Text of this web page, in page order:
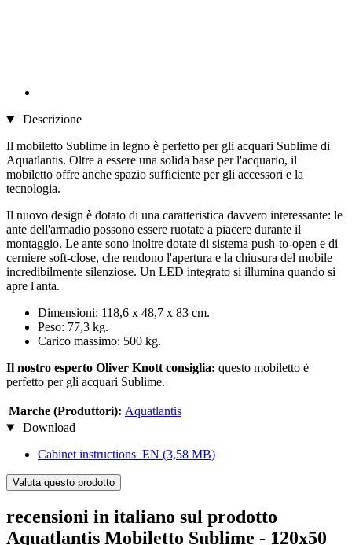
Descrizione
Il mobiletto Sublime in legno è perfetto per gli acquari Sublime di
Aquatlantis. Oltre a essere una solida base per l'acquario, il
mobiletto offre anche spazio sufficiente per gli accessori e la
tecnologia.
Il nuovo design è dotato di una caratteristica davvero interessante: le
ante dell'armadio possono essere ruotate a piacere durante il
montaggio. Le ante sono inoltre dotate di sistema push-to-open e di
cerniere soft-close, che rendono l'apertura e la chiusura del mobile
incredibilmente silenziose. Un LED integrato si illumina quando si
apre l'anta.
Dimensioni: 118,6 x 48,7 x 83 cm.
Peso: 77,3 kg.
Carico massimo: 500 kg.
Il nostro esperto Oliver Knott consiglia: questo mobiletto è
perfetto per gli acquari Sublime.
Marche (Produttori): Aquatlantis
Download
Cabinet instructions_EN (3,58 MB)
Valuta questo prodotto
recensioni in italiano sul prodotto
Aquatlantis Mobiletto Sublime - 120x50